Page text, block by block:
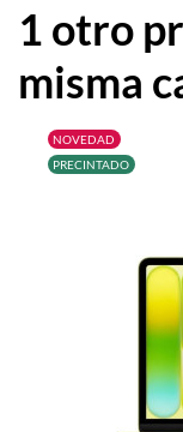
1 otro
misma
NOVEDAD
PRECINTADO